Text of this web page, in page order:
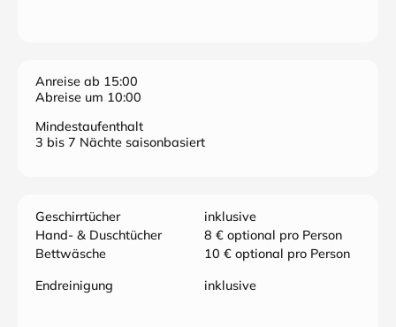
Anreise ab 15:00
Abreise um 10:00
Mindestaufenthalt
3 bis 7 Nächte saisonbasiert
Geschirrtücher
inklusive
Hand- & Duschtücher
8 € optional pro Person
Bettwäsche
10 € optional pro Person
Endreinigung
inklusive